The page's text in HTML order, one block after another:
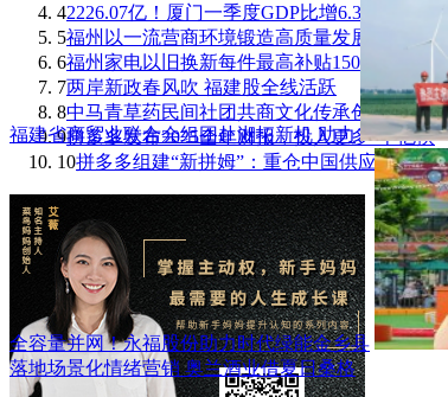
福建省商贸业联合会组团赴湘拓新机 助力
全容量并网！永福股份助力时代绿能金乡县
落地场景化情绪营销 奥兰酒业借夏日桑格
42226.07亿！厦门一季度GDP比增6.3%
5福州以一流营商环境锻造高质量发展硬支撑
6福州家电以旧换新每件最高补贴1500元
7两岸新政春风吹 福建股全线活跃
8中马青草药民间社团共商文化传承创新
9拼多多发布2025全年财报，投入更多“千亿扶
10拼多多组建“新拼姆”：重仓中国供应链开启